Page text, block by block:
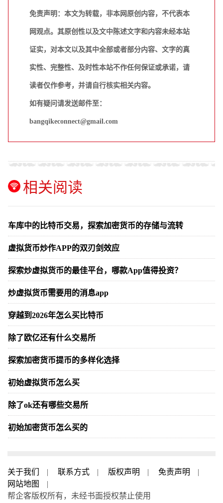
免责声明：本文为转载，非本网原创内容，不代表本
网观点。其原创性以及文中陈述文字和内容未经本站
证实，对本文以及其中全部或者部分内容、文字的真
实性、完整性、及时性本站不作任何保证或承诺，请
读者仅作参考，并请自行核实相关内容。
如有疑问请发送邮件至：
bangqikeconnect@gmail.com
相关阅读
车库中的比特币交易，探索加密货币的存储与流转
虚拟货币炒作APP的双刃剑效应
探索炒虚拟货币的最佳平台，哪款App值得投资？
炒虚拟货币需要用的消息app
穿越到2026年怎么买比特币
除了欧亿还有什么交易所
探索加密货币提币的多样化选择
初始虚拟货币怎么买
除了ok还有哪些交易所
初始加密货币怎么买的
关于我们 | 联系方式 | 版权声明 | 免责声明
|
网站地图
|
帮企客版权所有，未经书面授权禁止使用